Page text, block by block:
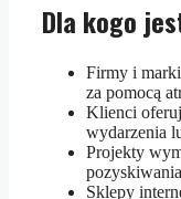
Dla kogo
Firmy i
za pomocą
Klienci
wydarzenia
Projekty
Sklepy